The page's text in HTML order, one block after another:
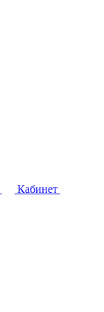
Кабинет